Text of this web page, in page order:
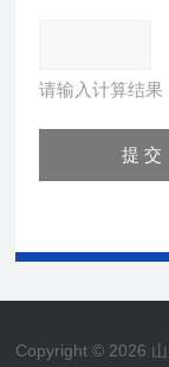
请输入计算结
Copyright © 2026